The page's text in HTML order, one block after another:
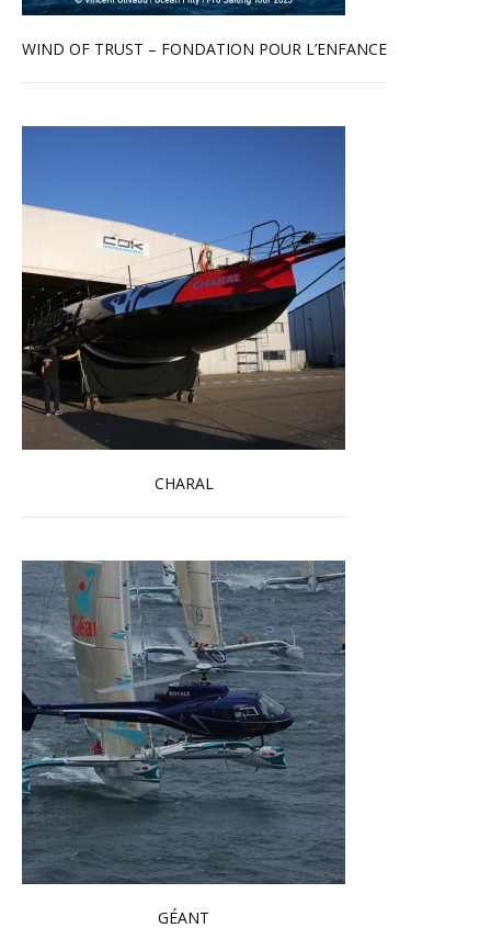
WIND OF TRUST – FONDATION POUR L’ENFANCE
En savoir plus...
CHARAL
En savoir plus...
GÉANT
En savoir plus...